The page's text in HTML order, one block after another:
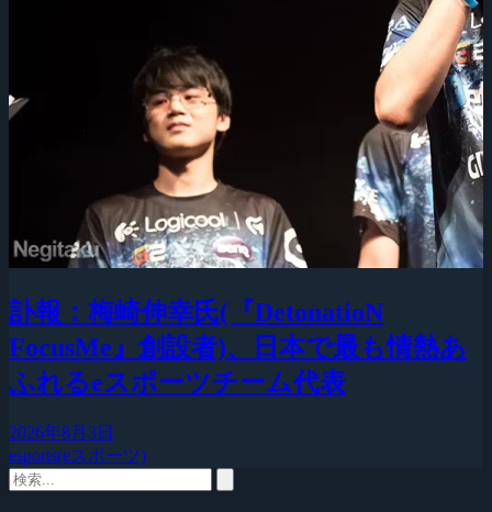
訃報：梅崎伸幸氏(『DetonatioN
FocusMe』創設者)、日本で最も情熱あ
ふれるeスポーツチーム代表
2026年8月3日
esports(eスポーツ)